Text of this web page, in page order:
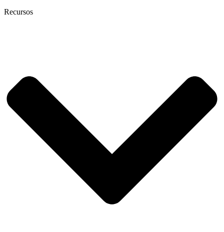
Recursos